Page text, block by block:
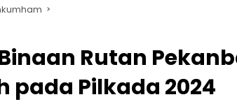
Rutan
pada Pilkada 2024